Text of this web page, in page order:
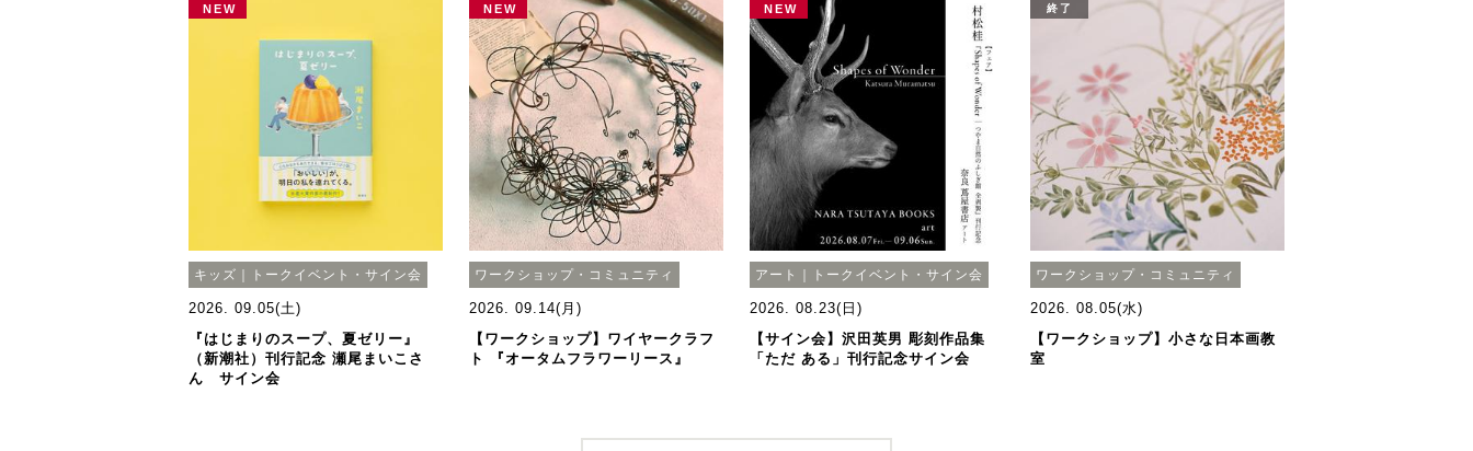
NEW
キッズ｜トークイベント・サイン会
2026. 09.05(土)
『はじまりのスープ、夏ゼリー』
（新潮社）刊行記念 瀬尾まいこさ
ん サイン会
NEW
ワークショップ・コミュニティ
2026. 09.14(月)
【ワークショップ】ワイヤークラフ
ト 『オータムフラワーリース』
NEW
アート｜トークイベント・サイン会
2026. 08.23(日)
【サイン会】沢田英男 彫刻作品集
「ただ ある」刊行記念サイン会
終了
ワークショップ・コミュニティ
2026. 08.05(水)
【ワークショップ】小さな日本画教
室